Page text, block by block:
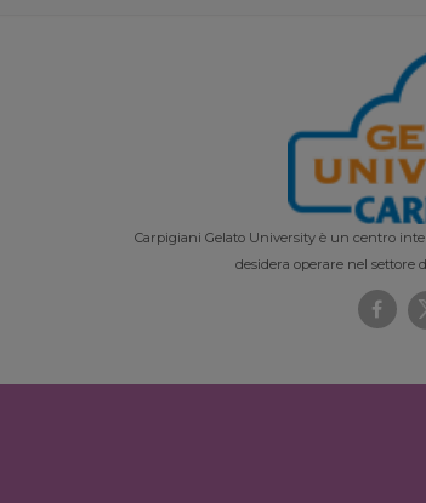
Carpigiani Gelato University è un centro
desidera operare nel settore